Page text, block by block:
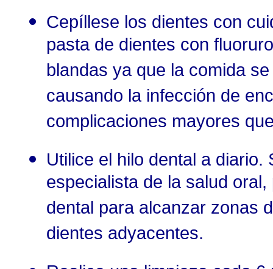
Cepíllese los dientes con
pasta de dientes con
blandas ya que la comida
causando la infección de
complicaciones mayores
Utilice el hilo dental a
especialista de la salud
dental para alcanzar zonas
dientes adyacentes.